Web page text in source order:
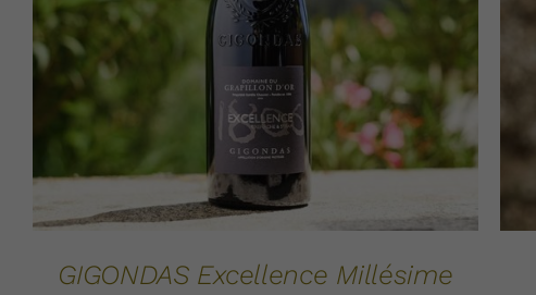
AJOUTER AU PANIER / DÉTAILS
GIGONDAS Excellence Millésime